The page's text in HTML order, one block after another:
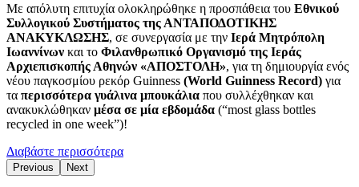
Με απόλυτη επιτυχία ολοκληρώθηκε η προσπάθεια του Εθνικού
Συλλογικού Συστήματος της ΑΝΤΑΠΟΔΟΤΙΚΗΣ
ΑΝΑΚΥΚΛΩΣΗΣ, σε συνεργασία με την Ιερά Μητρόπολη
Ιωαννίνων και το Φιλανθρωπικό Οργανισμό της Ιεράς
Αρχιεπισκοπής Αθηνών «ΑΠΟΣΤΟΛΗ», για τη δημιουργία ενός
νέου παγκοσμίου ρεκόρ Guinness (World Guinness Record) για
τα περισσότερα γυάλινα μπουκάλια που συλλέχθηκαν και
ανακυκλώθηκαν μέσα σε μία εβδομάδα (“most glass bottles
recycled in one week”)!
Διαβάστε περισσότερα
Previous Next